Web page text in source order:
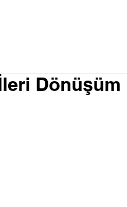
Dönüşüm